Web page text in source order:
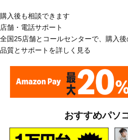
購入後も相談できます
店舗・電話サポート
全国25店舗とコールセンターで、購入
品質とサポートを詳しく見る
おすすめパソ